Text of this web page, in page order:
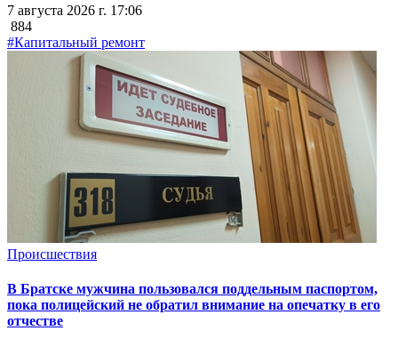
7 августа 2026 г. 17:06
884
#Капитальный ремонт
Происшествия
В Братске мужчина пользовался поддельным паспортом,
пока полицейский не обратил внимание на опечатку в его
отчестве